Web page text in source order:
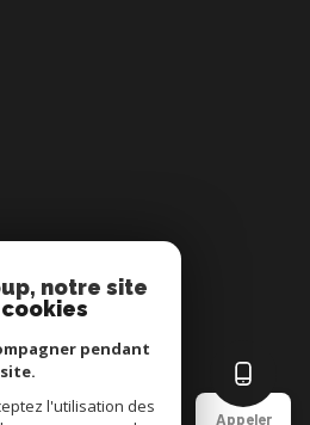
Appeler
notre site
pendant
l'utilisation des